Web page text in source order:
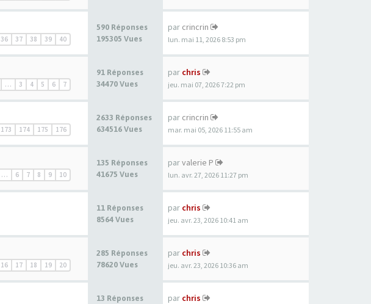
36 37 38 39 40
590 Réponses
195305 Vues
par crincrin
lun. mai 11, 2026 8:53 pm
… 3 4 5 6 7
91 Réponses
34470 Vues
par chris
jeu. mai 07, 2026 7:22 pm
173 174 175 176
2633 Réponses
634516 Vues
par crincrin
mar. mai 05, 2026 11:55 am
… 6 7 8 9 10
135 Réponses
41675 Vues
parvalerie P
lun. avr. 27, 2026 11:27 pm
11 Réponses
8564 Vues
par chris
jeu. avr. 23, 2026 10:41 am
16 17 18 19 20
285 Réponses
78620 Vues
par chris
jeu. avr. 23, 2026 10:36 am
13 Réponses
par chris